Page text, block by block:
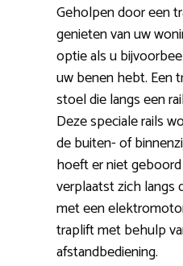
Geholpen door een
genieten van uw
optie als u
uw benen hebt. Een
stoel die langs een
Deze speciale rails
de buiten- of
hoeft er niet
verplaatst zich langs
met een
traplift met behulp
afstandbediening.